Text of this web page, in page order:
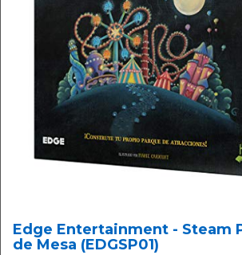
Edge Entertainment - Steam
de Mesa (EDGSP01)